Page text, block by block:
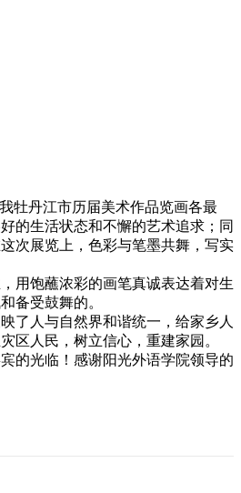
牡丹江市历届美术作品览画各最
的生活状态和不懈的艺术追求；同
次展览上，色彩与笔墨共舞，写实
用饱蘸浓彩的画笔真诚表达着对生
备受鼓舞的。
了人与自然界和谐统一，给家乡人
区人民，树立信心，重建家园。
的光临！感谢阳光外语学院领导的